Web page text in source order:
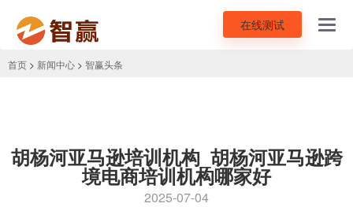
在线测试
首页 > 新闻中心 > 智赢头条
胡杨河亚马逊培训机构_胡杨河亚马逊跨
境电商培训机构哪家好
2025-07-04